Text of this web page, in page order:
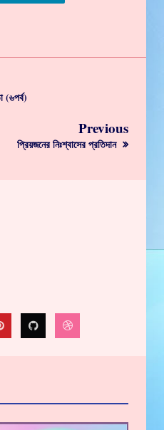
(৬পর্ব)
Previous
প্রিয়জনের নিঃশ্বাসের প্রতিদান